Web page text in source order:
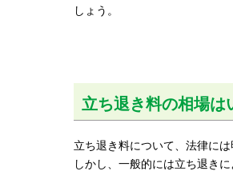
しょう。
立ち退き料の相場は
立ち退き料について、法律には
しかし、一般的には立ち退き